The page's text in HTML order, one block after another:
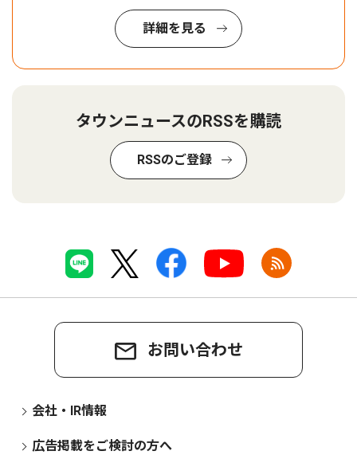
詳細を見る
タウンニュースのRSSを購読
RSSのご登録
お問い合わせ
会社・IR情報
広告掲載をご検討の方へ